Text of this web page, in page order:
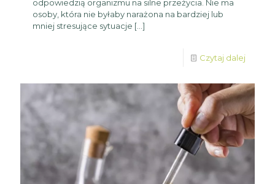
odpowiedzią organizmu na silne przeżycia. Nie ma
osoby, która nie byłaby narażona na bardziej lub
mniej stresujące sytuacje […]
Czytaj dalej